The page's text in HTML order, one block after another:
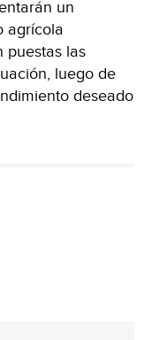
un
agrícola
puestas las
luego de
deseado